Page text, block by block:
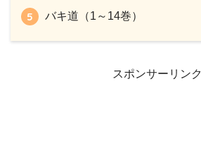
バキ道（1～14巻）
スポンサーリンク